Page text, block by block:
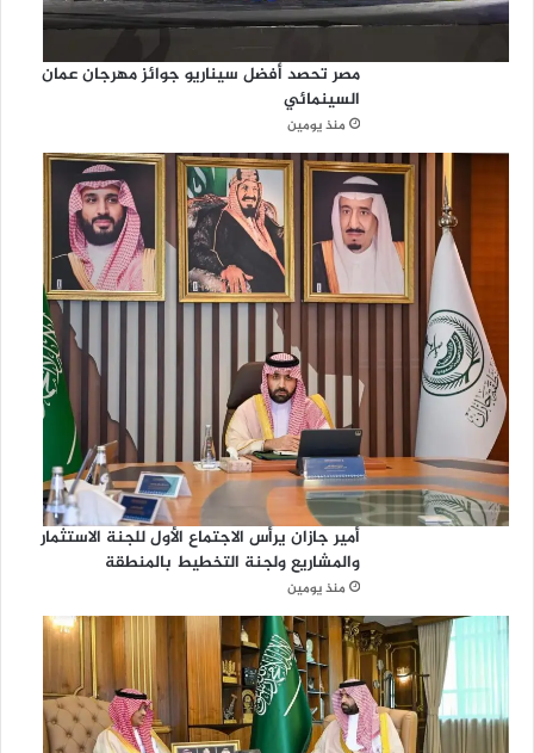
مصر تحصد أفضل سيناريو جوائز مهرجان عمان
السينمائي
منذ يومين
أمير جازان يرأس الاجتماع الأول للجنة الاستثمار
والمشاريع ولجنة التخطيط بالمنطقة
منذ يومين